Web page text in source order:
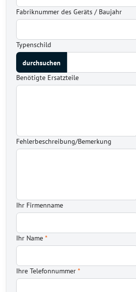
Fabriknummer des Geräts / Baujahr
Typenschild
Benötigte Ersatzteile
Fehlerbeschreibung/Bemerkung
Ihr Firmenname
Ihr Name *
Ihre Telefonnummer *